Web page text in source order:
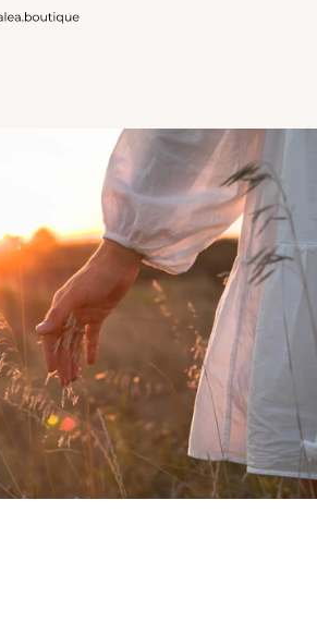
account to add products to
view your previously saved
Login